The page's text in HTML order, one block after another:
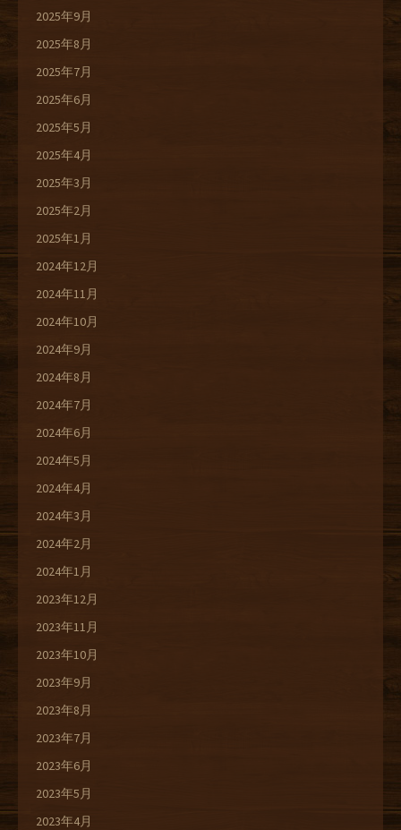
2025年9月
2025年8月
2025年7月
2025年6月
2025年5月
2025年4月
2025年3月
2025年2月
2025年1月
2024年12月
2024年11月
2024年10月
2024年9月
2024年8月
2024年7月
2024年6月
2024年5月
2024年4月
2024年3月
2024年2月
2024年1月
2023年12月
2023年11月
2023年10月
2023年9月
2023年8月
2023年7月
2023年6月
2023年5月
2023年4月